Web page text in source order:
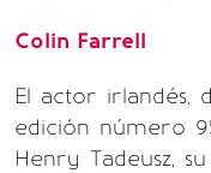
Colin Farrell
El actor irlandés,
edición número
Henry Tadeusz,